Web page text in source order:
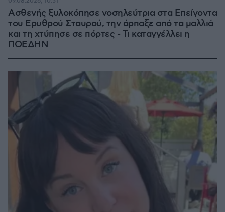
Ασθενής ξυλοκόπησε νοσηλεύτρια στα Επείγοντα
του Ερυθρού Σταυρού, την άρπαξε από τα μαλλιά
και τη χτύπησε σε πόρτες - Τι καταγγέλλει η
ΠΟΕΔΗΝ